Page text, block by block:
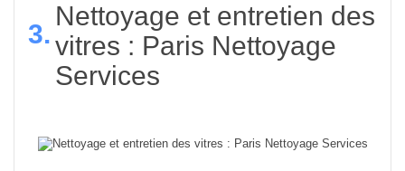
3.
Nettoyage et entretien des
vitres : Paris Nettoyage
Services